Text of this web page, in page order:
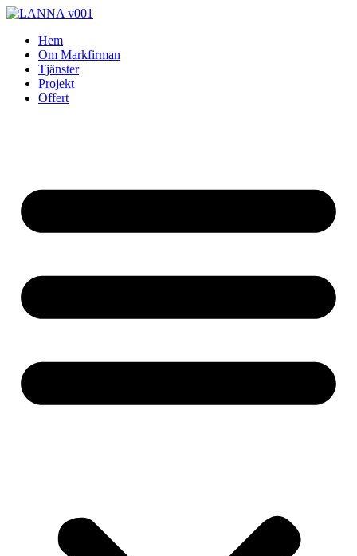
Skip
contentHem
Om Markfirman
Tjänster
Projekt
Offert